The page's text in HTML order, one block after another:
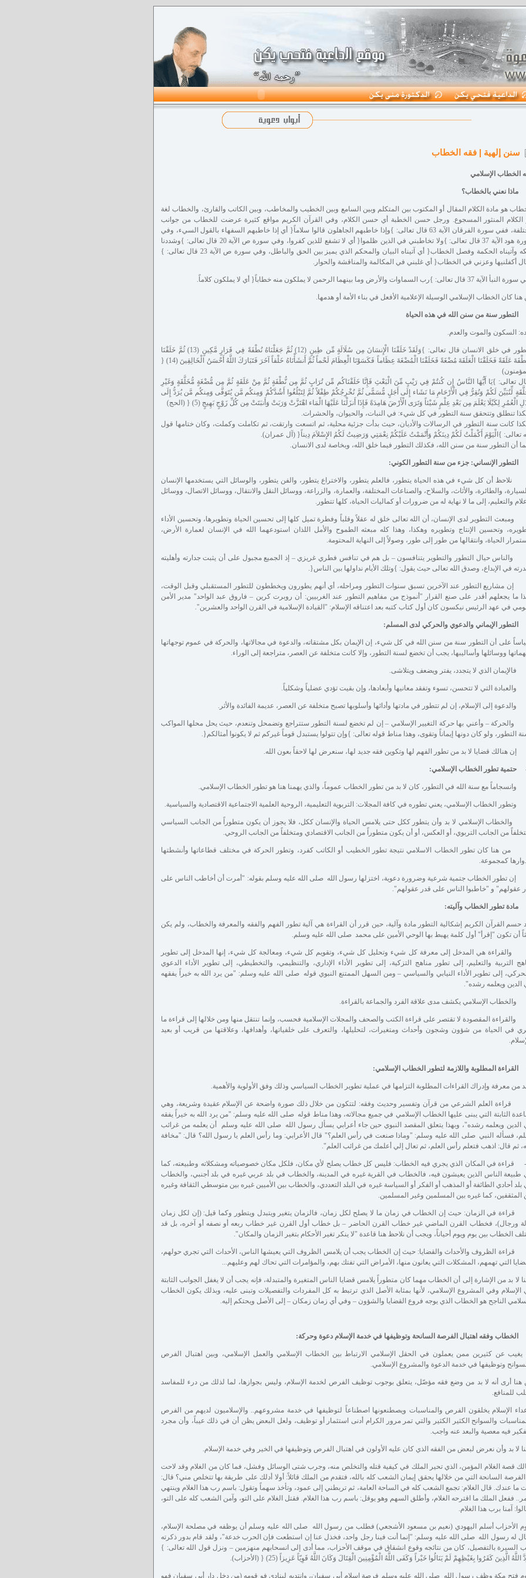
سنن إلهية | فقه الخطاب
الخطاب الإسلامي
هو مادة الكلام المقال أو المكتوب بين المتكلم وبين السامع وبين الخطيب والمخاطب، وبين الكاتب والقارئ، والخطاب لغة
الكلام المنثور المسجوع. ورجل حسن الخطبة أي حسن الكلام، وفي القرآن الكريم مواقع كثيرة عرضت للخطاب من جوانب
مختلفة، ففي سورة الفرقان الآية 63 قال تعالى: }وإذا خاطبهم الجاهلون قالوا سلاماً{ أي إذا خاطبهم السفهاء بالقول السيء، وفي
سورة هود الآية 37 قال تعالى: }ولا تخاطبني في الذين ظلموا{ أي لا تشفع للذين كفروا، وفي سورة ص الآية 20 قال تعالى: }وشددنا
ملكه وآتيناه الحكمة وفصل الخطاب{ أي آتيناه البيان والمحكم الذي يميز بين الحق والباطل، وفي سورة ص الآية 23 قال تعالى: }
أكفلنيها وعزني في الخطاب{ أي غلبني في المكالمة والمناقشة والحوار.
37 قال تعالى: }رب السماوات والأرض وما بينهما الرحمن لا يملكون منه خطاباً{ أي لا يملكون كلاماً.
كان الخطاب الإسلامي الوسيلة الإعلامية الأفعل في بناء الأمة أو هدمها.
السكون والموت والعدم.
التطور في خلق الانسان قال تعالى: }وَلَقَدْ خَلَقْنَا الْإِنسَانَ مِن سُلَالَةٍ مِّن طِينٍ (12) ثُمَّ جَعَلْنَاهُ نُطْفَةً فِي قَرَارٍ مَّكِينٍ (13) ثُمَّ خَلَقْنَا
النُّطْفَةَ عَلَقَةً فَخَلَقْنَا الْعَلَقَةَ مُضْغَةً فَخَلَقْنَا الْمُضْغَةَ عِظَاماً فَكَسَوْنَا الْعِظَامَ لَحْماً ثُمَّ أَنشَأْنَاهُ خَلْقاً آخَرَ فَتَبَارَكَ اللَّهُ أَحْسَنُ الْخَالِقِينَ (14) {
تعالى: }يَا أَيُّهَا النَّاسُ إِن كُنتُمْ فِي رَيْبٍ مِّنَ الْبَعْثِ فَإِنَّا خَلَقْنَاكُم مِّن تُرَابٍ ثُمَّ مِن نُّطْفَةٍ ثُمَّ مِنْ عَلَقَةٍ ثُمَّ مِن مُّضْغَةٍ مُّخَلَّقَةٍ وَغَيْرِ
لِّنُبَيِّنَ لَكُمْ وَنُقِرُّ فِي الْأَرْحَامِ مَا نَشَاء إِلَى أَجَلٍ مُّسَمًّى ثُمَّ نُخْرِجُكُمْ طِفْلاً ثُمَّ لِتَبْلُغُوا أَشُدَّكُمْ وَمِنكُم مَّن يُتَوَفَّى وَمِنكُم مَّن يُرَدُّ إِلَى
الْعُمُرِ لِكَيْلَا يَعْلَمَ مِن بَعْدِ عِلْمٍ شَيْئاً وَتَرَى الْأَرْضَ هَامِدَةً فَإِذَا أَنزَلْنَا عَلَيْهَا الْمَاء اهْتَزَّتْ وَرَبَتْ وَأَنبَتَتْ مِن كُلِّ زَوْجٍ بَهِيجٍ (5) { (الحج)
تنطلق وتتحقق سنة التطور في كل شيء: في النبات، والحيوان، والحشرات.
كانت سنة التطور في الرسالات والأديان، حيث بدأت جزئية محلية، ثم اتسعت وارتقت، ثم تكاملت وكملت، وكان ختامها قول
تعالى: }الْيَوْمَ أَكْمَلْتُ لَكُمْ دِينَكُمْ وَأَتْمَمْتُ عَلَيْكُمْ نِعْمَتِي وَرَضِيتُ لَكُمُ الإِسْلاَمَ دِيناً{ (آل عمران).
أن التطور سنة من سنن الله، فكذلك التطور فيما خلق الله، وبخاصة لدى الانسان.
أن كل شيء في هذه الحياة يتطور، فالعلم يتطور، والاختراع يتطور، والفن يتطور، والوسائل التي يستخدمها الإنسان
والطائرة، والأثاث، والسلاح، والصناعات المختلفة، والعمارة، والزراعة، ووسائل النقل والانتقال، ووسائل الاتصال، ووسائل
والتعليم، إلى ما لا نهاية له من ضرورات أو كماليات الحياة، كلها تتطور.
التطوير لدى الإنسان، أن الله تعالى خلق له عقلاً وقلباً وفطرة تميل كلها إلى تحسين الحياة وتطويرها، وتحسين الأداء
وتحسين الإنتاج وتطويره وهكذا، وهذا كله مبعثه الطموح والأمل اللذان استودعهما الله في الإنسان لعمارة الأرض،
الحياة، وانتقالها من طور إلى طور، وصولاً إلى النهاية المحتومة.
حيال التطور والتطوير يتنافسون – بل هم في تنافس فطري غريزي – إذ الجميع مجبول على أن يثبت جدارته وأهليته
في الإبداع، وصدق الله تعالى حيث يقول: }وتلك الأيام نداولها بين الناس{.
مشاريع التطور عند الآخرين تسبق سنوات التطور ومراحله، أي أنهم يطورون ويخططون للتطور المستقبلي وقبل الوقت،
ما يجعلهم أقدر على صنع القرار "أنموذج من مفاهيم التطور عند الغربيين: أن روبرت كرين – فاروق عبد الواحد" مدير الأمن
في عهد الرئيس نيكسون كان أول كتاب كتبه بعد اعتناقه الإسلام: "القيادة الإسلامية في القرن الواحد والعشرين".
على أن التطور سنة من سنن الله في كل شيء، إن الإيمان بكل مشتقاته، والدعوة في مجالاتها، والحركة في عموم توجهاتها
ووسائلها وأساليبها، يجب أن تخضع لسنة التطور، وإلا كانت متخلفة عن العصر، متراجعة إلى الوراء.
الذي لا يتجدد، يفتر ويضعف ويتلاشى.
التي لا تتحسن، تسوء وتفقد معانيها وأبعادها، وإن بقيت تؤدي عضلياً وشكلياً.
إلى الإسلام، إن لم تتطور في مادتها وأدائها وأسلوبها تصبح متخلفة عن العصر، عديمة الفائدة والأثر.
– وأعني بها حركة التغيير الإسلامي – إن لم تخضع لسنة التطور ستتراجع وتضمحل وتنعدم، حيث يحل محلها المواكب
التطور، ولو كان دونها إيماناً وتقوى، وهذا مناط قوله تعالى: }وإن تتولوا يستبدل قوماً غيركم ثم لا يكونوا أمثالكم{.
هنالك قضايا لا بد من تطور الفهم لها وتكوين فقه جديد لها، سنعرض لها لاحقاً بعون الله.
مع سنة الله في التطور، كان لا بد من تطور الخطاب عموماً، والذي يهمنا هنا هو تطور الخطاب الإسلامي.
الخطاب الإسلامي، يعني تطوره في كافة المجلات: التربوية التعليمية، الروحية العلمية الاجتماعية الاقتصادية والسياسية.
الإسلامي لا بد وأن يتطور ككل حتى يلامس الحياة والإنسان ككل، فلا يجوز أن يكون متطوراً من الجانب السياسي
من الجانب التربوي، أو العكس، أو أن يكون متطوراً من الجانب الاقتصادي ومتخلفاً من الجانب الروحي.
هنا كان تطور الخطاب الاسلامي نتيجة تطور الخطيب أو الكاتب كفرد، وتطور الحركة في مختلف قطاعاتها وأنشطتها
كمجموعة.
تطور الخطاب جتمية شرعية وضرورة دعوية، اختزلها رسول الله صلى الله عليه وسلم بقوله: "أمرت أن أخاطب الناس على
عقولهم" و "خاطبوا الناس على قدر عقولهم".
حسم القرآن الكريم إشكالية التطور مادة وآلية، حين قرر أن القراءة هي آلية تطور الفهم والفقه والمعرفة والخطاب، ولم يكن
أن تكون "إقرأ" أول كلمة يهبط بها الوحي الأمين على محمد صلى الله عليه وسلم.
هي المدخل إلى معرفة كل شيء وتحليل كل شيء، وتقويم كل شيء، ومعالجة كل شيء، إنها المدخل إلى تطوير
التربية والتعليم، إلى تطور مناهج التزكية، إلى تطوير الأداء الإداري، والتنظيمي، والتخطيطي، إلى تطوير الأداء الدعوي
إلى تطوير الأداء النيابي والسياسي – ومن السهل الممتنع النبوي قوله صلى الله عليه وسلم: "من يرد الله به خيراً يفقهه
الدين ويعلمه رشده".
الإسلامي يكشف مدى علاقة الفرد والجماعة بالقراءة.
المقصودة لا تقتصر على قراءة الكتب والصحف والمجلات الإسلامية فحسب، وإنما تنتقل منها ومن خلالها إلى قراءة ما
في الحياة من شؤون وشجون وأحداث ومتغيرات، لتحليلها، والتعرف على خلفياتها، وأهدافها، وعلاقتها من قريب أو بعيد
بد من معرفة وإدراك القراءات المطلوبة التزامها في عملية تطوير الخطاب السياسي وذلك وفق الأولوية والأهمية.
قراءة العلم الشرعي من قرآن وتفسير وحديث وفقه: لتتكون من خلال ذلك صورة واضحة عن الإسلام عقيدة وشريعة، وهي
الثابتة التي يبنى عليها الخطاب الإسلامي في جميع مجالاته، وهذا مناط قوله صلى الله عليه وسلم: "من يرد الله به خيراً يفقه
الدين ويعلمه رشده"، وبهذا يتعلق المقصد النبوي حين جاء أعرابي يسأل رسول الله صلى الله عليه وسلم أن يعلمه من غرائب
فسأله النبي صلى الله عليه وسلم: "وماذا صنعت في رأس العلم؟" قال الأعرابي: وما رأس العلم يا رسول الله؟ قال: "مخافة
ثم قال: اذهب فتعلم رأس العلم، ثم تعال إلي أعلمك من غرائب العلم".
في المكان الذي يجري فيه الخطاب: فليس كل خطاب يصلح لأي مكان، فلكل مكان خصوصياته ومشكلاته وطبيعته، كما
طبيعة الناس الذين يعيشون فيه، فالخطاب في القرية غيره في المدينة، والخطاب في بلد عربي غيره في بلد أجنبي، والخطاب
بلد أحادي الطائفة أو المذهب أو الفكر أو السياسة غيره في البلد التعددي، والخطاب بين الأميين غيره بين متوسطي الثقافة وغيره
المثقفين، كما غيره بين المسلمين وغير المسلمين.
قراءة في الزمان: حيث إن الخطاب في زمان ما لا يصلح لكل زمان، فالزمان يتغير ويتبدل ويتطور وكما قيل: (إن لكل زمان
ورجال)، فخطاب القرن الماضي غير خطاب القرن الحاضر – بل خطاب أول القرن غير خطاب ربعه أو نصفه أو آخره، بل قد
الخطاب بين يوم ويوم أحياناً، ويجب أن نلاحظ هنا قاعدة "لا ينكر تغير الأحكام بتغير الزمان والمكان".
الظروف والأحداث والقضايا: حيث إن الخطاب يجب أن يلامس الظروف التي يعيشها الناس، الأحداث التي تجري حولهم،
التي تهمهم، المشكلات التي يعانون منها، الأمراض التي تفتك بهم، والمؤامرات التي تحاك لهم وعليهم...
لا بد من الإشارة إلى أن الخطاب مهما كان متطوراً يلامس قضايا الناس المتغيرة والمتبدلة، فإنه يجب أن لا يغفل الجوانب الثابتة
الإسلام وفي المشروع الإسلامي، لأنها بمثابة الأصل الذي ترتبط به كل المفردات والتفصيلات وتبنى عليه، وبذلك يكون الخطاب
الناجح هو الخطاب الذي يوجه فروع القضايا والشؤون – وفي أي زمان زمكان – إلى الأصل ويحتكم إليه.
يغيب عن كثيرين ممن يعملون في الحقل الإسلامي الارتباط بين الخطاب الإسلامي والعمل الإسلامي، وبين اهتبال الفرص
وتوظيفها في خدمة الدعوة والمشروع الإسلامي.
هنا أرى أنه لا بد من وضع فقه مؤصّل، يتعلق بوجوب توظيف الفرص لخدمة الإسلام، وليس بجوازها، لما لذلك من درء للمفاسد
للمنافع.
الإسلام يخلقون الفرص والمناسبات ويصطنعونها اصطناعاً لتوظيفها في خدمة مشروعهم.. والإسلاميون لديهم من الفرص
والسوانح الكثير الكثير والتي تمر مرور الكرام أدنى استثمار أو توظيف، ولعل البعض يظن أن في ذلك عيباً، وأن مجرد
فيه معصية والبعد عنه واجب.
لا بد وأن نعرض لبعض من الفقه الذي كان عليه الأولون في اهتبال الفرص وتوظيفها في الخير وفي خدمة الإسلام.
قصة الغلام المؤمن، الذي تحير الملك في كيفية قتله والتخلص منه، وجرب شتى الوسائل وفشل، فما كان من الغلام وقد لاحت
الفرصة السانحة التي من خلالها يحقق إيمان الشعب كله بالله، فتقدم من الملك قائلاً: أولا أدلك على طريقة بها تتخلص مني؟ قال:
ما عندك. قال الغلام: تجمع الشعب كله في الساحة العامة، ثم تربطني إلى عمود، وتأخذ سهماً وتقول: باسم رب هذا الغلام وينتهي
ففعل الملك ما اقترحه الغلام، وأطلق السهم وهو يوقل: باسم رب هذا الغلام. فقتل الغلام على التو، وآمن الشعب كله على التو،
آمنا برب هذا الغلام.
الأحزاب أسلم اليهودي (نعيم بن مسعود الأشجعي) فطلب من رسول الله صلى الله عليه وسلم أن يوظفه في مصلحة الإسلام،
له رسول الله صلى الله عليه وسلم: "إنما أنت فينا رجل واحد، فخذل عنا إن استطعت فإن الحرب خدعة"، ولقد قام بدور ذكرته
السيرة بالتفصيل، كان من نتائجه وقوع انشقاق في موقف الأحزاب، مما أدى إلى انسحابهم منهزمين – ونزل قول الله تعالى: }
اللَّهُ الَّذِينَ كَفَرُوا بِغَيْظِهِمْ لَمْ يَنَالُوا خَيْراً وَكَفَى اللَّهُ الْمُؤْمِنِينَ الْقِتَالَ وَكَانَ اللَّهُ قَوِيّاً عَزِيزاً (25) { (الأحزاب).
فتح مكة وظف رسول الله صلى الله عليه وسلم فرصة إسلام أبي سفيان، وانتدبه لينادي فو قومه (من دخل دار أبي سفيان فهو